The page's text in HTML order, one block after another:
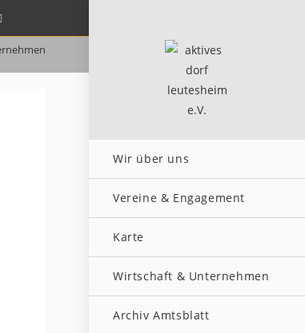
Wir über uns
Vereine & Engagement
Karte
Wirtschaft & Unternehmen
Archiv Amtsblatt